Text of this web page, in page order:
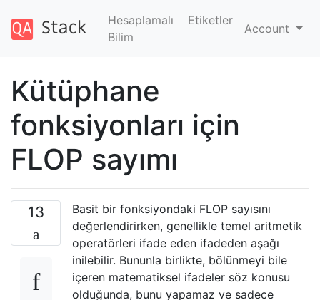
Hesaplamalı
Bilim
Etiketler
Account
Kütüphane
fonksiyonları için
FLOP sayımı
13
Basit bir fonksiyondaki FLOP sayısını
değerlendirirken, genellikle temel aritmetik
operatörleri ifade eden ifadeden aşağı
inilebilir. Bununla birlikte, bölünmeyi bile
içeren matematiksel ifadeler söz konusu
olduğunda, bunu yapamaz ve sadece